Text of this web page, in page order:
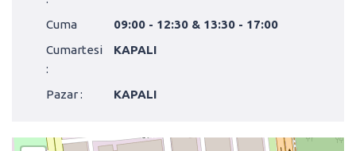
Cuma
09:00 - 12:30 & 13:30 - 17:00
Cumartesi
:
KAPALI
Pazar : KAPALI